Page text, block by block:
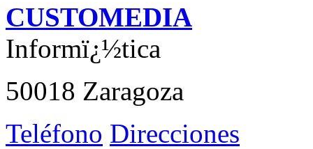
CUSTOMEDIA
Informï¿½tica
50018 Zaragoza
Teléfono Direcciones